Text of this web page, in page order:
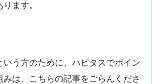
ます。
いう方のために、ハピタスでポイン
みは、こちらの記事をごらんくださ